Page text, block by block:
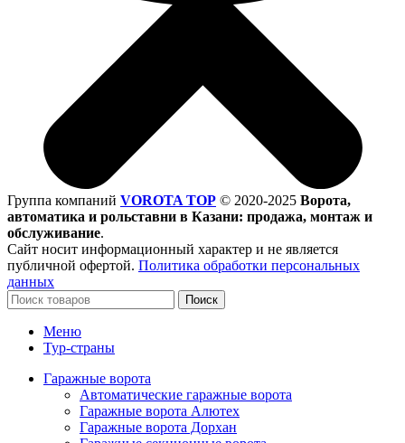
Группа компаний VOROTA TOP © 2020-2025 Ворота,
автоматика и рольставни в Казани: продажа, монтаж и
обслуживание.
Сайт носит информационный характер и не является
публичной офертой. Политика обработки персональных
данных
Поиск
Меню
Тур-страны
Гаражные ворота
Автоматические гаражные ворота
Гаражные ворота Алютех
Гаражные ворота Дорхан